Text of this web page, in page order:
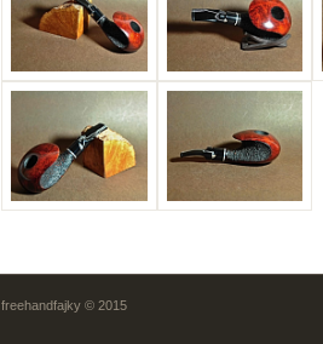
freehandfajky © 2015